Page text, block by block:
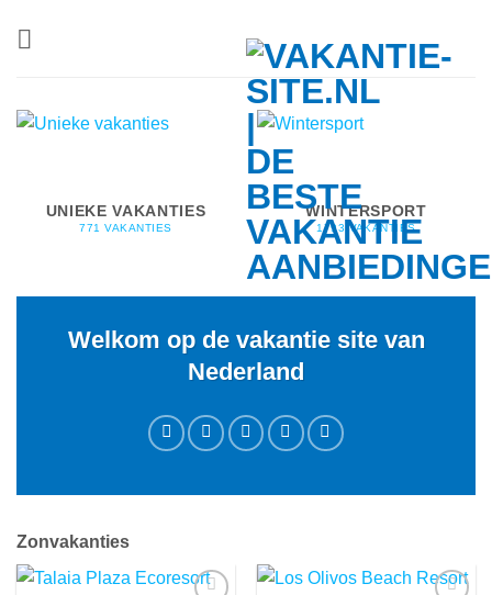
UNIEKE VAKANTIES
771 VAKANTIES
WINTERSPORT
1793 VAKANTIES
Welkom op de vakantie site van
Nederland
Zonvakanties